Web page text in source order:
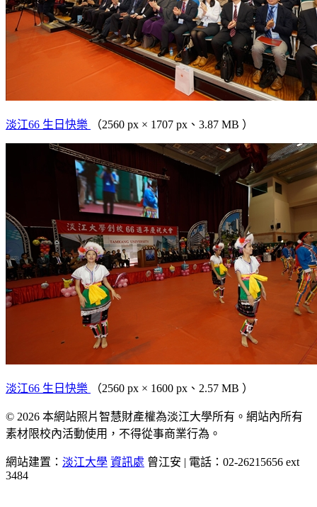
淡江66 生日快樂 （2560 px × 1707 px、3.87 MB ）
淡江66 生日快樂 （2560 px × 1600 px、2.57 MB ）
© 2026 本網站照片智慧財產權為淡江大學所有。網站內所有
素材限校內活動使用，不得從事商業行為。
網站建置： 淡江大學 資訊處 曾江安 | 電話：02-26215656 ext
3484